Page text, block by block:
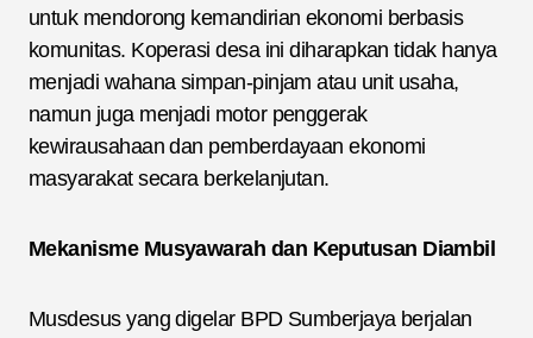
untuk mendorong kemandirian ekonomi berbasis
komunitas. Koperasi desa ini diharapkan tidak hanya
menjadi wahana simpan-pinjam atau unit usaha,
namun juga menjadi motor penggerak
kewirausahaan dan pemberdayaan ekonomi
masyarakat secara berkelanjutan.
Mekanisme Musyawarah dan Keputusan Diambil
Musdesus yang digelar BPD Sumberjaya berjalan